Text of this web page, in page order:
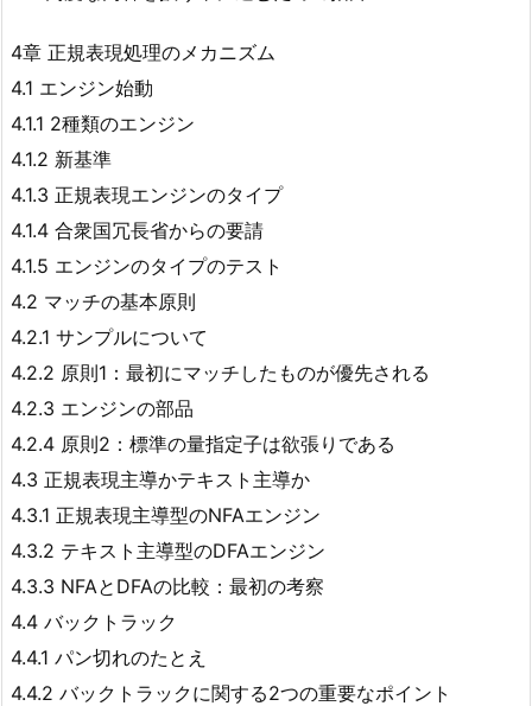
4章 正規表現処理のメカニズム
4.1 エンジン始動
4.1.1 2種類のエンジン
4.1.2 新基準
4.1.3 正規表現エンジンのタイプ
4.1.4 合衆国冗長省からの要請
4.1.5 エンジンのタイプのテスト
4.2 マッチの基本原則
4.2.1 サンプルについて
4.2.2 原則1：最初にマッチしたものが優先される
4.2.3 エンジンの部品
4.2.4 原則2：標準の量指定子は欲張りである
4.3 正規表現主導かテキスト主導か
4.3.1 正規表現主導型のNFAエンジン
4.3.2 テキスト主導型のDFAエンジン
4.3.3 NFAとDFAの比較：最初の考察
4.4 バックトラック
4.4.1 パン切れのたとえ
4.4.2 バックトラックに関する2つの重要なポイント